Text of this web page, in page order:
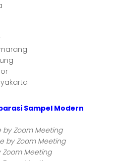
Sampel Modern
by Zoom Meeting
by Zoom Meeting
Zoom Meeting